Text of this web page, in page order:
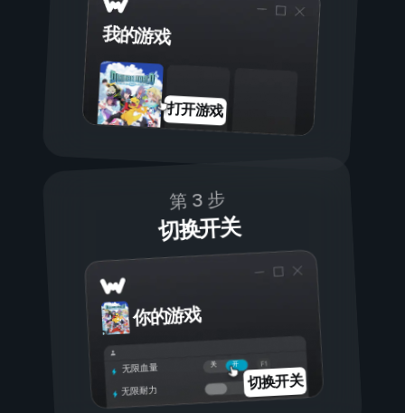
我的游戏
打开游戏
第 3 步
切换开关
你的游戏
开
关
无限血量
无限耐力
切换开关